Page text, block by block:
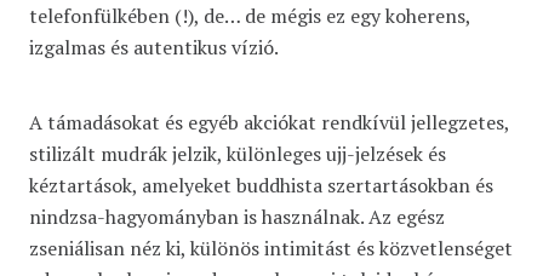
telefonfülkében (!), de… de mégis ez egy koherens,
izgalmas és autentikus vízió.
A támadásokat és egyéb akciókat rendkívül jellegzetes,
stilizált mudrák jelzik, különleges ujj-jelzések és
kéztartások, amelyeket buddhista szertartásokban és
nindzsa-hagyományban is használnak. Az egész
zseniálisan néz ki, különös intimitást és közvetlenséget